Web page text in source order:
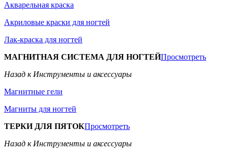
Акварельная краска
Акриловые краски для ногтей
Лак-краска для ногтей
МАГНИТНАЯ СИСТЕМА ДЛЯ НОГТЕЙПросмотреть
Назад к Инструменты и аксессуары
Магнитные гели
Магниты для ногтей
ТЕРКИ ДЛЯ ПЯТОКПросмотреть
Назад к Инструменты и аксессуары